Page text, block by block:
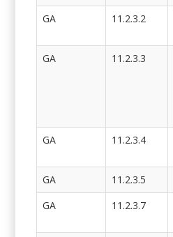
GA
11.2.3.2
GA
11.2.3.3
GA
11.2.3.4
GA
11.2.3.5
GA
11.2.3.7